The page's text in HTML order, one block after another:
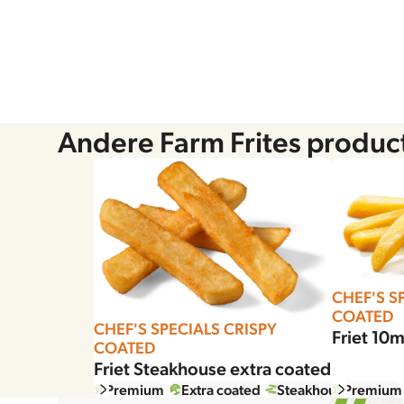
Andere Farm Frites
CHEF'S SPECIALS CRISPY
COATED
Friet Steakhouse extra coated
Premium Extra coated Steakhouse
CHEF'S
COATED
Friet
Premium